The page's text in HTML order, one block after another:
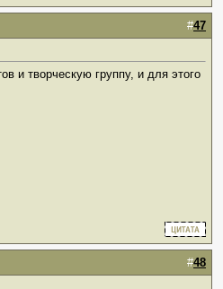
#47
и творческую группу, и для этого
#48